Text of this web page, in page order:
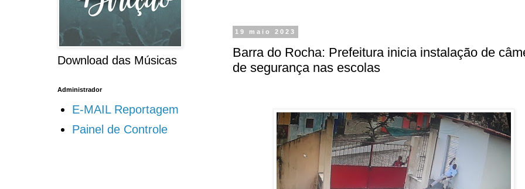
19 maio 2023
Barra do Rocha: Prefeitura inicia instalação de
de segurança nas escolas
Download das Músicas
Administrador
E-MAIL Reportagem
Painel de Controle